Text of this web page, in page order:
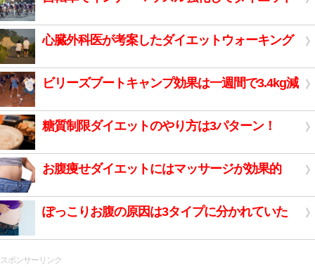
心臓外科医が考案したダイエットウォーキング
ビリーズブートキャンプ効果は一週間で3.4kg減
糖質制限ダイエットのやり方は3パターン！
お腹痩せダイエットにはマッサージが効果的
ぽっこりお腹の原因は3タイプに分かれていた
スポンサーリンク